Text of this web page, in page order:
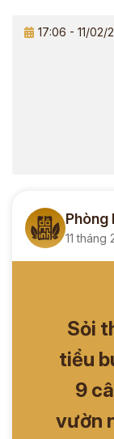
17:06 - 11/02/
Phòng
11 tháng
Sỏi
tiểu
9
vườn